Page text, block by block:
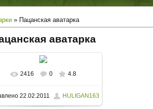
» Пацанская аватарка
аватарка
2416 0 4.8
22.02.2011 HULIGAN163